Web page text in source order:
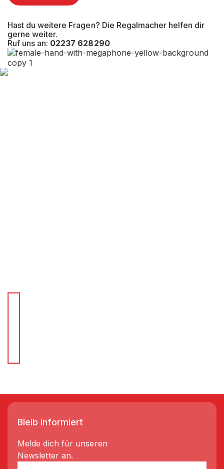
Hast du weitere Fragen? Die Regalmacher helfen dir
gerne weiter.
Ruf uns an: 02237 628290
Bleib informiert
Melde dich für unseren
Newsletter an.